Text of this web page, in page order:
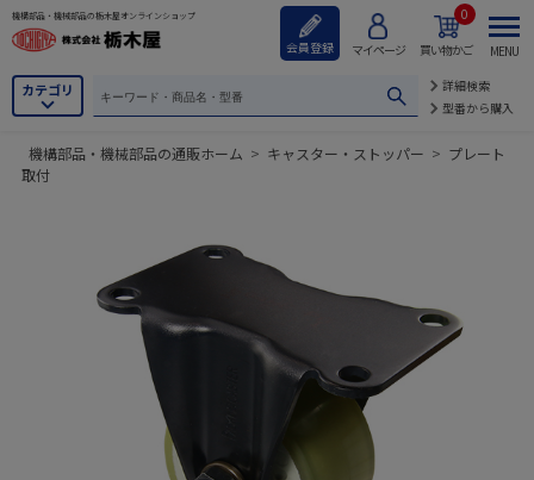
機構部品・機械部品の栃木屋オンラインショップ
会員登録 マイページ 買い物かご
0
カテゴリ
詳細検索
型番から購入
MENU
機構部品・機械部品の通販ホーム > キャスター・ストッパー > プレート
取付